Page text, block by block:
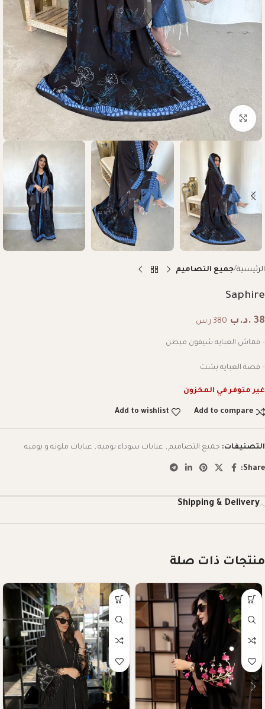
Click to enlarge
الرئيسية جميع التصاميم
Saphire
38 .د.ب 380 ر.س
– قماش العبايه شيفون مبطن
– قصة العبايه بشت
غير متوفر في المخزون
Add to compare
Add to wishlist
التصنيفات: جميع التصاميم , عبايات سوداء يوميه , عبايات ملونه و يوميه
Share:
Shipping & Delivery
منتجات ذات صلة